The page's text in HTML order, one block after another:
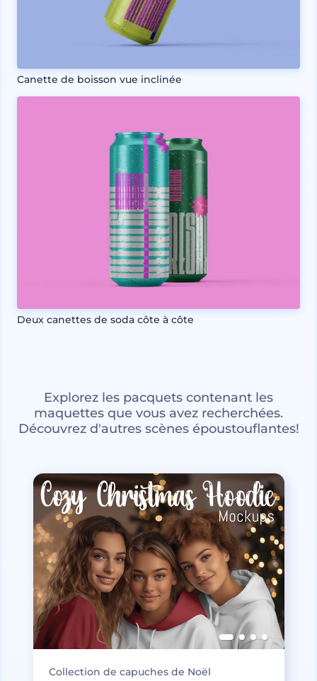
Canette de boisson vue inclinée
Deux canettes de soda côte à côte
Explorez les pacquets contenant les
maquettes que vous avez recherchées.
Découvrez d'autres scènes époustouflantes!
Collection de capuches de Noël